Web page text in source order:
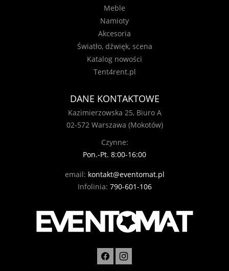
Meble
Namioty
Akcesoria
Światło, dźwięk, scena
Katalog nowości
Tent4rent.pl
DANE KONTAKTOWE
Kazimierzowska 25, Biuro A
02-572 Warszawa (Mokotów)
Czynne:
Pon.-Pt. 8:00-16:00
email: kontakt@eventomat.pl
Infolinia: 790-601-106